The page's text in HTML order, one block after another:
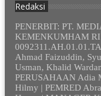
Redaksi
PENERBIT: PT.
KEMENKUMHAM
Ahmad Faizuddin,
Usman, Khalid
PERUSAHAAN Adia
Hilmy | PEMRED